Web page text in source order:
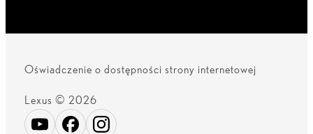
Oświadczenie o dostępności strony internetowej
Lexus © 2026